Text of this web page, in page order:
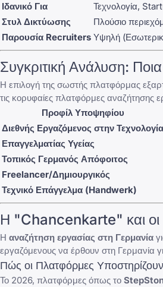
Ιδανικό Για
Τεχνολογία,
Στυλ Δικτύωσης
Πλούσιο
Παρουσία Recruiters Υψηλή
Συγκριτική Ανάλυση:
Η επιλογή της σωστής πλατφόρμας
τις κορυφαίες πλατφόρμες αναζήτησης
Προφίλ Υποψηφίου
Διεθνής Εργαζόμενος στην Τεχνολογία
Επαγγελματίας Υγείας
Τοπικός Γερμανός Απόφοιτος
Freelancer/Δημιουργικός
Τεχνικό Επάγγελμα (Handwerk)
Η "Chancenkarte" και
Η αναζήτηση εργασίας στη Γερμανία
εργαζόμενους να έρθουν στη Γερμανία
Πώς οι Πλατφόρμες
Το 2026, πλατφόρμες όπως το